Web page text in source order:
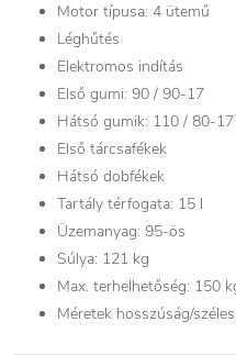
Motor típusa: 4 ütemű
Léghűtés
Elektromos indítás
Első gumi: 90 / 90-17
Hátsó gumik: 110 / 80-17
Első tárcsafékek
Hátsó dobfékek
Tartály térfogata: 15 l
Üzemanyag: 95-ös
Súlya: 121 kg
Max. terhelhetőség: 150
Méretek hosszúság/